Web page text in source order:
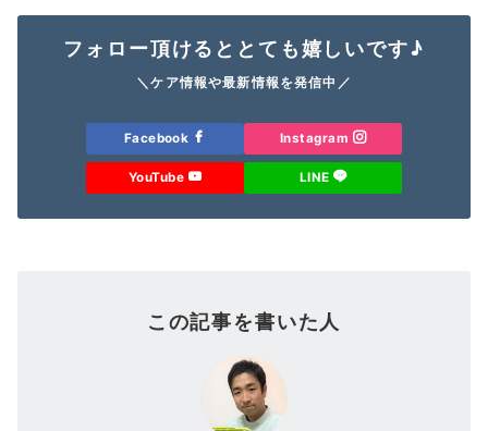
フォロー頂けるととても嬉しいです♪
＼ケア情報や最新情報を発信中／
Facebook Instagram
YouTube LINE
この記事を書いた人